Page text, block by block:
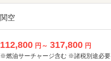
関空
112,800 円～ 317,800 円
※燃油サーチャージ含む ※諸税別途必要